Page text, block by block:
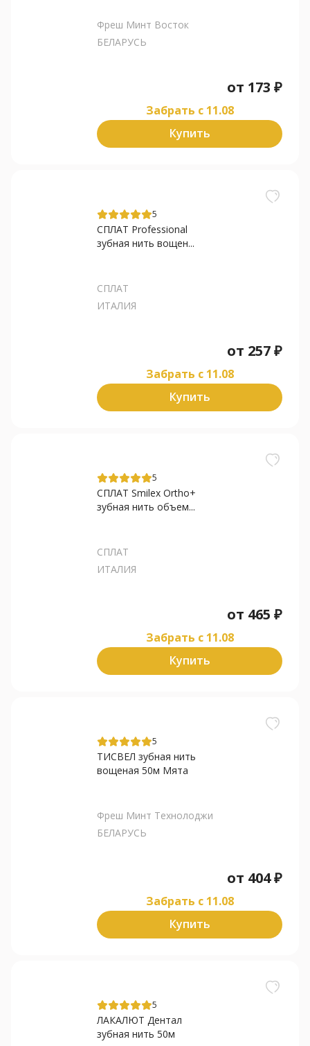
Фреш Минт Восток
БЕЛАРУСЬ
от 173 ₽
Забрать c 11.08
Купить
5
СПЛАТ Professional
зубная нить вощен...
СПЛАТ
ИТАЛИЯ
от 257₽
Забрать c 11.08
Купить
5
СПЛАТ Smilex Ortho+
зубная нить объем...
СПЛАТ
ИТАЛИЯ
от 465 ₽
Забрать c 11.08
Купить
5
ТИСВЕЛ зубная нить
вощеная 50м Мята
Фреш Минт Технолоджи
БЕЛАРУСЬ
от 404₽
Забрать c 11.08
Купить
5
ЛАКАЛЮТ Дентал
зубная нить 50м